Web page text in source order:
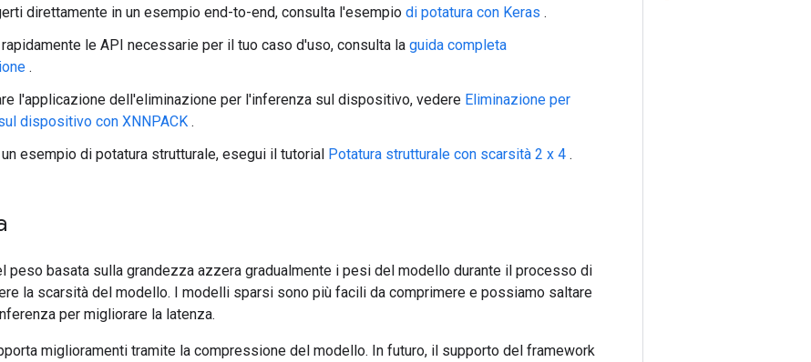
direttamente in un esempio end-to-end, consulta l'esempio di potatura con Keras .
le API necessarie per il tuo caso d'uso, consulta la guida completa
.
l'applicazione dell'eliminazione per l'inferenza sul dispositivo, vedere Eliminazione per
dispositivo con XNNPACK .
esempio di potatura strutturale, esegui il tutorial Potatura strutturale con scarsità 2 x 4 .
peso basata sulla grandezza azzera gradualmente i pesi del modello durante il processo di
la scarsità del modello. I modelli sparsi sono più facili da comprimere e possiamo saltare
per migliorare la latenza.
miglioramenti tramite la compressione del modello. In futuro, il supporto del framework